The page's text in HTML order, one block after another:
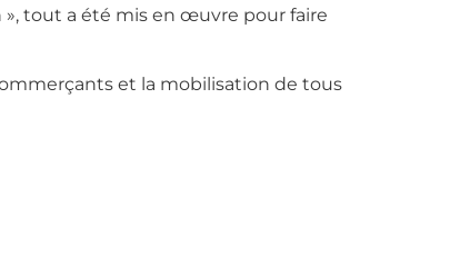
», tout a été mis en œuvre pour faire
et la mobilisation de tous